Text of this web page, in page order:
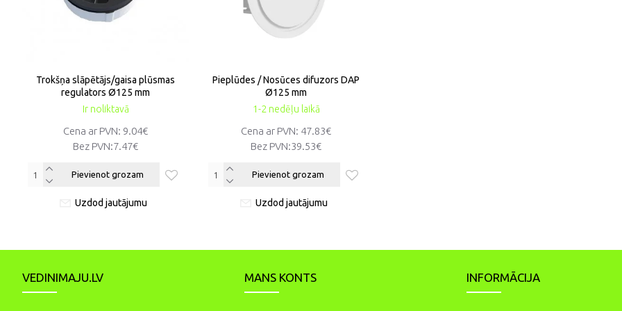
Ir noliktavā
Trokšņa slāpētājs/gaisa plūsmas
regulators Ø125 mm
Cena ar PVN: 9.04€
Bez PVN:7.47€
Pievienot grozam
Uzdod jautājumu
1-2 nedēļu laikā
Pieplūdes / Nosūces difuzors DAP
Ø125 mm
Cena ar PVN: 47.83€
Bez PVN:39.53€
Pievienot grozam
Uzdod jautājumu
VEDINIMAJU.LV MANS KONTS INFORMĀCIJA